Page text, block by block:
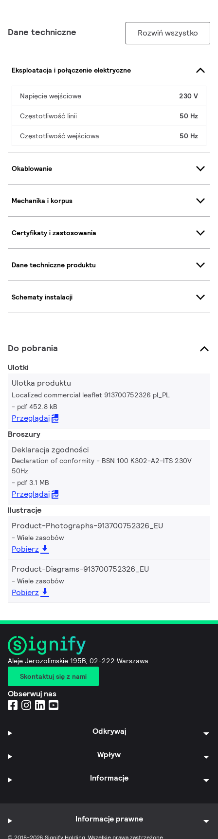
Dane techniczne Rozwiń wszystko
Eksploatacja i połączenie elektryczne
Napięcie wejściowe 230 V
Częstotliwość linii 50 Hz
Częstotliwość wejściowa 50 Hz
Okablowanie
Mechanika i korpus
Certyfikaty i zastosowania
Dane techniczne produktu
Schematy instalacji
Do pobrania
Ulotki
Ulotka produktu
Localized commercial leaflet 913700752326 pl_PL
pdf 452.8 kB
Przeglądaj
Broszury
Deklaracja zgodności
Declaration of conformity - BSN 100 K302-A2-ITS 230V
50Hz
pdf 3.1 MB
Przeglądaj
Ilustracje
Product-Photographs-913700752326_EU
Wiele zasobów
Pobierz
Product-Diagrams-913700752326_EU
Wiele zasobów
Pobierz
Aleje Jerozolimskie 195B, 02-222 Warszawa
Skontaktuj się z nami
Obserwuj nas
Odkrywaj
Wpływ
Informacje
© 2018-2026 Signify Holding. Wszelkie prawa zastrzeżone.
Informacje prawne